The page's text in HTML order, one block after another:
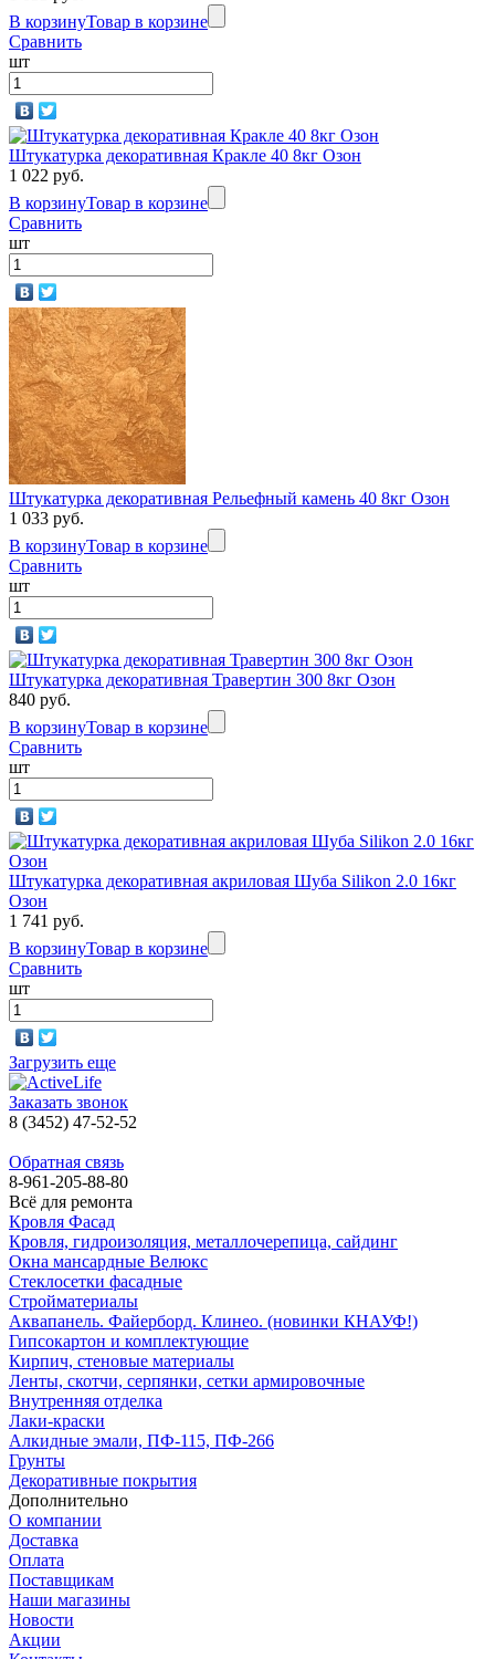
В корзинуТовар в корзине
Сравнить
шт
Штукатурка декоративная Кракле 40 8кг Озон
1 022 руб.
В корзинуТовар в корзине
Сравнить
шт
Штукатурка декоративная Рельефный камень 40 8кг Озон
1 033 руб.
В корзинуТовар в корзине
Сравнить
шт
Штукатурка декоративная Травертин 300 8кг Озон
840 руб.
В корзинуТовар в корзине
Сравнить
шт
Штукатурка декоративная акриловая Шуба Silikon 2.0 16кг
Озон
1 741 руб.
В корзинуТовар в корзине
Сравнить
шт
Загрузить еще
Заказать звонок
8 (3452) 47-52-52
Обратная связь
8-961-205-88-80
Всё для ремонта
Кровля Фасад
Кровля, гидроизоляция, металлочерепица, сайдинг
Окна мансардные Велюкс
Стеклосетки фасадные
Стройматериалы
Аквапанель. Файерборд. Клинео. (новинки КНАУФ!)
Гипсокартон и комплектующие
Кирпич, стеновые материалы
Ленты, скотчи, серпянки, сетки армировочные
Внутренняя отделка
Лаки-краски
Алкидные эмали, ПФ-115, ПФ-266
Грунты
Декоративные покрытия
Дополнительно
О компании
Доставка
Оплата
Поставщикам
Наши магазины
Новости
Акции